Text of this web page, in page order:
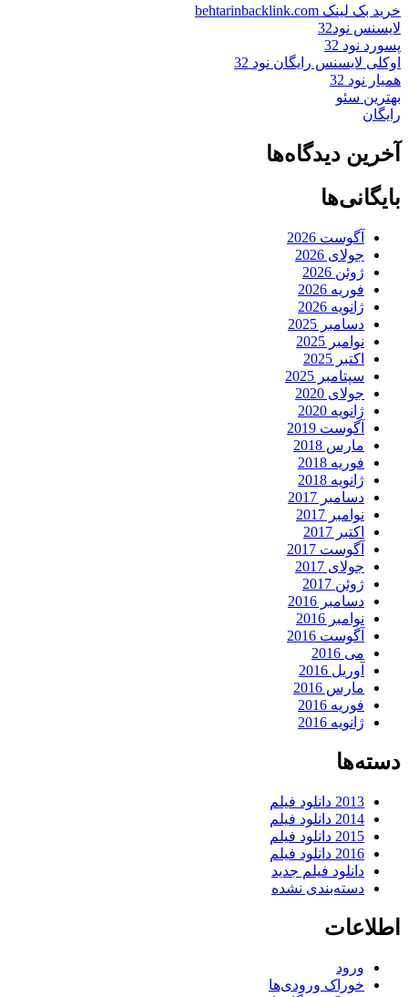
خرید بک لینک behtarinbacklink.com
لایسنس نود32
پسورد نود 32
اوکلی لایسنس رایگان نود 32
همیار نود 32
بهترین سئو
رایگان
آخرین دیدگاه‌ها
بایگانی‌ها
آگوست 2026
جولای 2026
ژوئن 2026
فوریه 2026
ژانویه 2026
دسامبر 2025
نوامبر 2025
اکتبر 2025
سپتامبر 2025
جولای 2020
ژانویه 2020
آگوست 2019
مارس 2018
فوریه 2018
ژانویه 2018
دسامبر 2017
نوامبر 2017
اکتبر 2017
آگوست 2017
جولای 2017
ژوئن 2017
دسامبر 2016
نوامبر 2016
آگوست 2016
می 2016
آوریل 2016
مارس 2016
فوریه 2016
ژانویه 2016
دسته‌ها
2013 دانلود فیلم
2014 دانلود فیلم
2015 دانلود فیلم
2016 دانلود فیلم
دانلود فیلم جدید
دسته‌بندی نشده
اطلاعات
ورود
خوراک ورودی‌ها